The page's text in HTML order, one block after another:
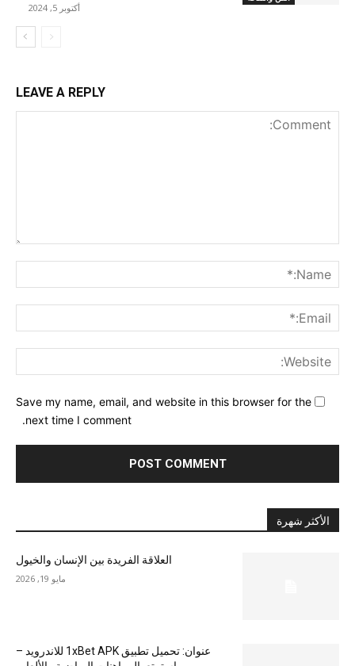
أكتوبر 5, 2024
LEAVE A REPLY
Save my name, email, and website in this browser for the
next time I comment.
الأكثر شهرة
العلاقة الفريدة بين الإنسان والخيول
مايو 19, 2026
عنوان: تحميل تطبيق 1xBet APK للاندرويد –